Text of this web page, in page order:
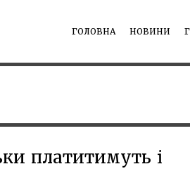
ГОЛОВНА НОВИНИ
платитимуть і